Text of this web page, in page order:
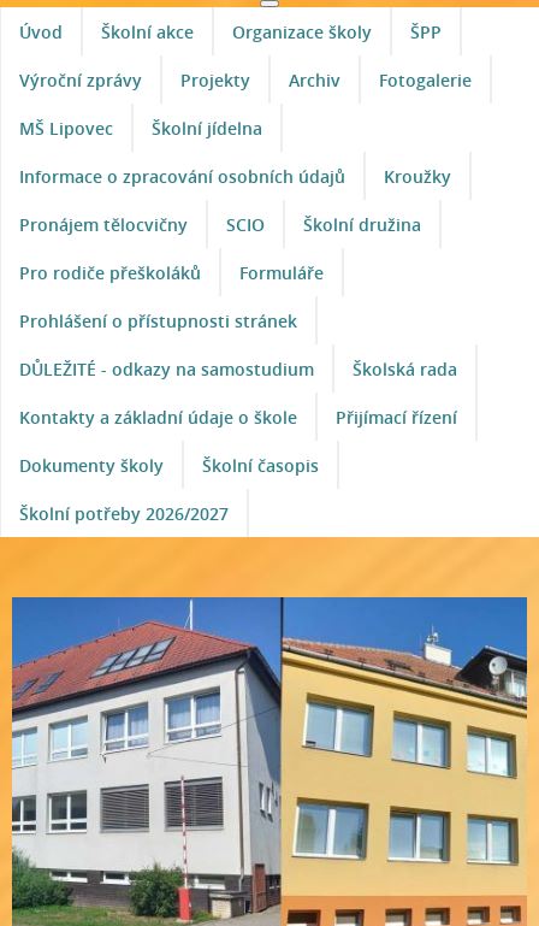
Úvod Školní akce Organizace školy ŠPP
Výroční zprávy Projekty Archiv Fotogalerie
MŠ Lipovec Školní jídelna
Informace o zpracování osobních údajů Kroužky
Pronájem tělocvičny SCIO Školní družina
Pro rodiče přeškoláků Formuláře
Prohlášení o přístupnosti stránek
DŮLEŽITÉ - odkazy na samostudium Školská rada
Kontakty a základní údaje o škole Přijímací řízení
Dokumenty školy Školní časopis
Školní potřeby 2026/2027